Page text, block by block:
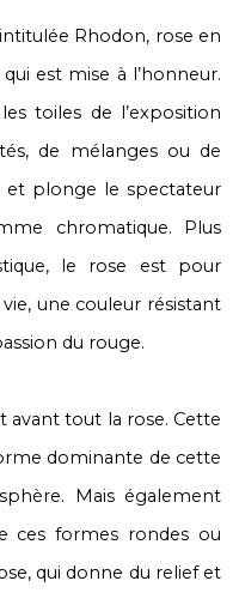
Rhodon, rose en
est mise à l’honneur.
toiles de l’exposition
de mélanges ou de
et plonge le spectateur
chromatique. Plus
le rose est pour
une couleur résistant
du rouge.
avant tout la rose. Cette
dominante de cette
Mais également
ces formes rondes ou
qui donne du relief et